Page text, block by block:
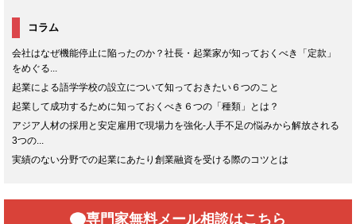
コラム
会社はなぜ機能停止に陥ったのか？社長・起業家が知っておくべき「定款」
をめぐる...
起業による語学学校の設立について知っておきたい６つのこと
起業して成功するために知っておくべき６つの「種類」とは？
アジア人材の採用と安定雇用で現場力を強化-人手不足の悩みから解放される
3つの...
実績のない分野での起業にあたり創業融資を受ける際のコツとは
専門家無料メール相談はこちら